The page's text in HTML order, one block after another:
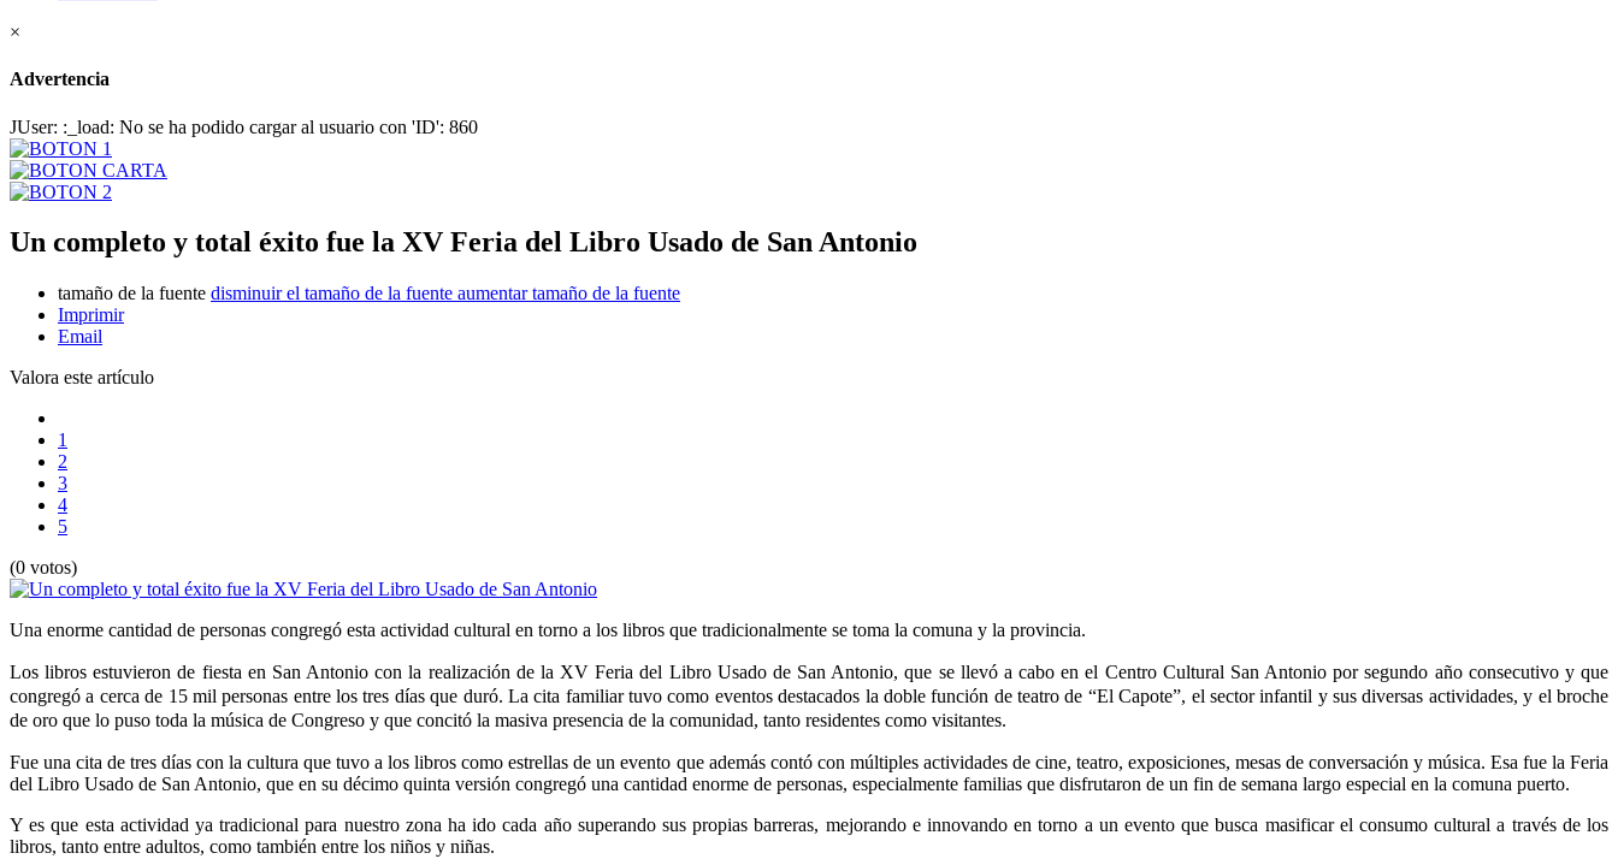
×
Advertencia
JUser: :_load: No se ha podido cargar al usuario con 'ID': 860
Un completo y total éxito fue la XV Feria del Libro Usado de San Antonio
tamaño de la fuente disminuir el tamaño de la fuente aumentar tamaño de la fuente
Imprimir
Email
Valora este artículo
1
2
3
4
5
(0 votos)
Una enorme cantidad de personas congregó esta actividad cultural en torno a los libros que tradicionalmente se toma la comuna y la provincia.
Los libros estuvieron de fiesta en San Antonio con la realización de la XV Feria del Libro Usado de San Antonio, que se llevó a cabo en el Centro Cultural San Antonio por segundo año consecutivo y que
congregó a cerca de 15 mil personas entre los tres días que duró. La cita familiar tuvo como eventos destacados la doble función de teatro de “El Capote”, el sector infantil y sus diversas actividades, y el broche
de oro que lo puso toda la música de Congreso y que concitó la masiva presencia de la comunidad, tanto residentes como visitantes.
Fue una cita de tres días con la cultura que tuvo a los libros como estrellas de un evento que además contó con múltiples actividades de cine, teatro, exposiciones, mesas de conversación y música. Esa fue la Feria
del Libro Usado de San Antonio, que en su décimo quinta versión congregó una cantidad enorme de personas, especialmente familias que disfrutaron de un fin de semana largo especial en la comuna puerto.
Y es que esta actividad ya tradicional para nuestro zona ha ido cada año superando sus propias barreras, mejorando e innovando en torno a un evento que busca masificar el consumo cultural a través de los
libros, tanto entre adultos, como también entre los niños y niñas.